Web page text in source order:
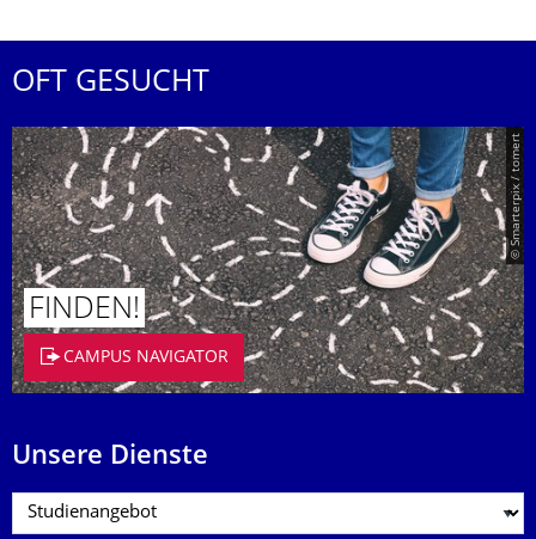
OFT GESUCHT
© Smarterpix / tomert
FINDEN!
CAMPUS NAVIGATOR
Unsere Dienste